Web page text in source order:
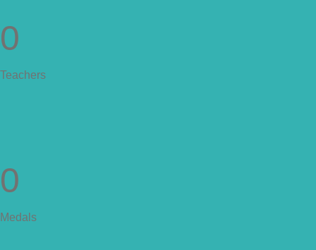
0
Teachers
0
Medals